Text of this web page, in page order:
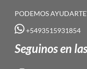
PODEMOS
+5493515931854
Seguinos en